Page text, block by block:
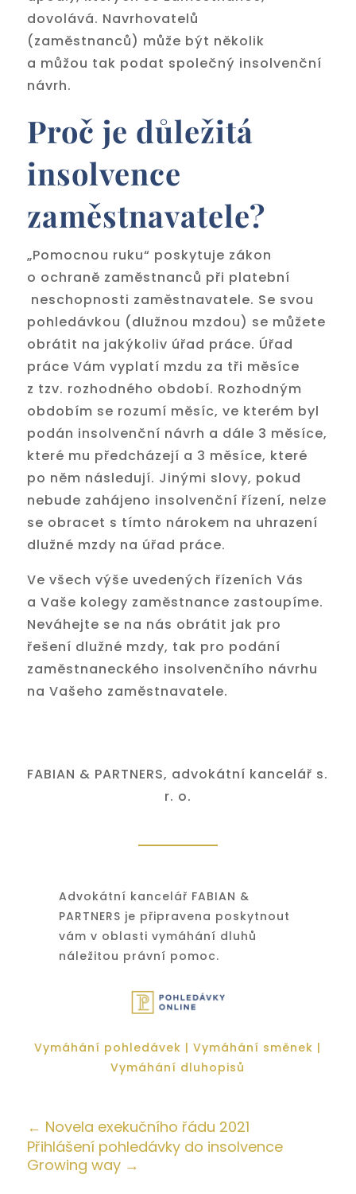
dovolává. Navrhovatelů
(zaměstnanců) může být několik
a můžou tak podat společný insolvenční
návrh.
Proč je důležitá
insolvence
zaměstnavatele?
„Pomocnou ruku“ poskytuje zákon
o ochraně zaměstnanců při platební
neschopnosti zaměstnavatele. Se svou
pohledávkou (dlužnou mzdou) se můžete
obrátit na jakýkoliv úřad práce. Úřad
práce Vám vyplatí mzdu za tři měsíce
z tzv. rozhodného období. Rozhodným
obdobím se rozumí měsíc, ve kterém byl
podán insolvenční návrh a dále 3 měsíce,
které mu předcházejí a 3 měsíce, které
po něm následují. Jinými slovy, pokud
nebude zahájeno insolvenční řízení, nelze
se obracet s tímto nárokem na uhrazení
dlužné mzdy na úřad práce.
Ve všech výše uvedených řízeních Vás
a Vaše kolegy zaměstnance zastoupíme.
Neváhejte se na nás obrátit jak pro
řešení dlužné mzdy, tak pro podání
zaměstnaneckého insolvenčního návrhu
na Vašeho zaměstnavatele.
FABIAN & PARTNERS, advokátní kancelář s.
r. o.
Advokátní kancelář FABIAN &
PARTNERS je připravena poskytnout
vám v oblasti vymáhání dluhů
náležitou právní pomoc.
Vymáhání pohledávek |Vymáhání směnek |
Vymáhání dluhopisů
← Novela exekučního řádu 2021
Přihlášení pohledávky do insolvence
Growing way→